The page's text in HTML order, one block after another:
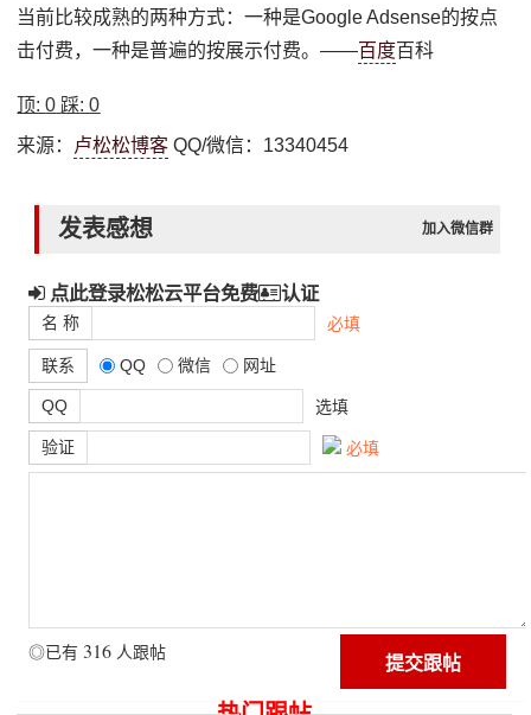
当前比较成熟的两种方式：一种是Google Adsense的按点
击付费，一种是普遍的按展示付费。——百度百科
顶:0 踩:0
来源： 卢松松博客 QQ/微信：13340454
发表感想 加入微信群
点此登录松松云平台免费 认证
名 称 必填
联系 QQ 微信 网址
QQ 选填
验证 必填
◎已有 316 人跟帖